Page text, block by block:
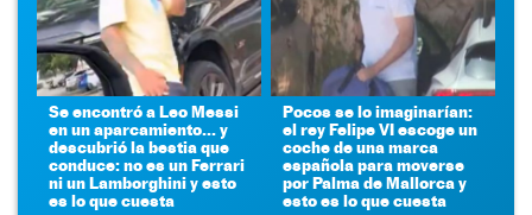
Se encontró a Leo Messi
en un aparcamiento... y
descubrió la bestia que
conduce: no es un Ferrari
ni un Lamborghini y esto
es lo que cuesta
Pocos se lo imaginarían:
el rey Felipe VI escoge un
coche de una marca
española para moverse
por Palma de Mallorca y
esto es lo que cuesta